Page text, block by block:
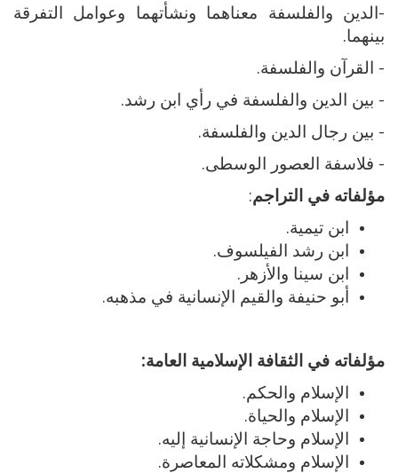
-الدين والفلسفة معناهما ونشأتهما وعوامل التفرقة
بينهما.
- القرآن والفلسفة.
- بين الدين والفلسفة في رأي ابن رشد.
- بين رجال الدين والفلسفة.
- فلاسفة العصور الوسطى.
مؤلفاته في التراجم:
ابن تيمية.
ابن رشد الفيلسوف.
ابن سينا والأزهر.
أبو حنيفة والقيم الإنسانية في مذهبه.
مؤلفاته في الثقافة الإسلامية العامة:
الإسلام والحكم.
الإسلام والحياة.
الإسلام وحاجة الإنسانية إليه.
الإسلام ومشكلاته المعاصرة.